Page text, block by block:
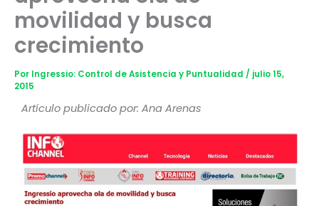
movilidad y busca
crecimiento
Por Ingressio: Control de Asistencia y Puntualidad / julio 15,
2015
Artículo publicado por: Ana Arenas